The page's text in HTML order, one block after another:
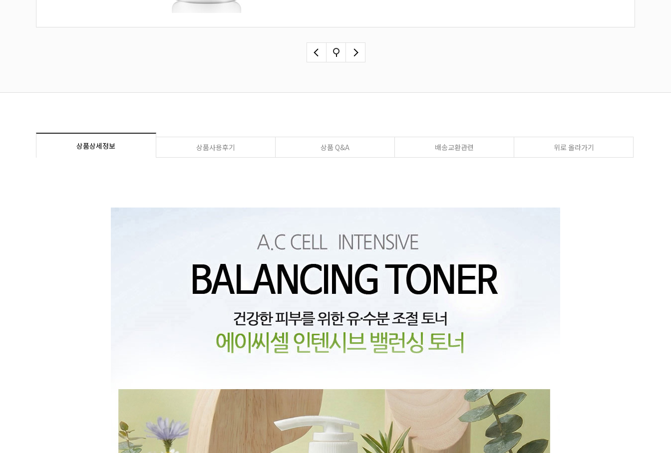
상품상세정보 상품사용후기 상품 Q&A 배송교환관련 위로 올라가기